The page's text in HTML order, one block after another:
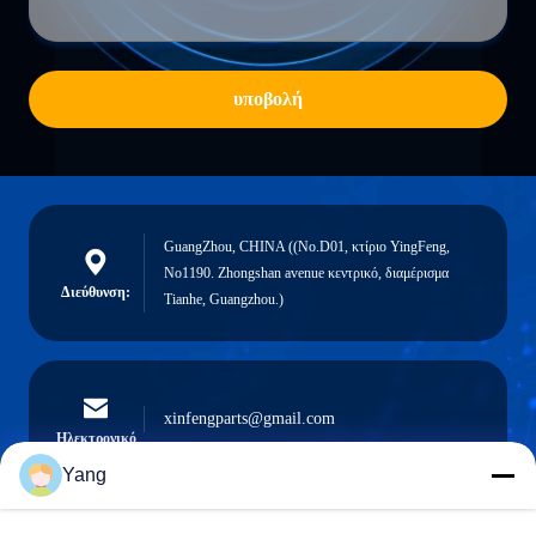
υποβολή
Διεύθυνση:
GuangZhou, CHINA ((No.D01, κτίριο YingFeng,
No1190. Zhongshan avenue κεντρικό, διαμέρισμα
Tianhe, Guangzhou.)
Ηλεκτρονικό
xinfengparts@gmail.com
Yang